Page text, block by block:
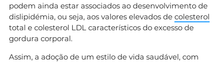
podem ainda estar associados ao desenvolvimento de
dislipidémia, ou seja, aos valores elevados de colesterol
total e colesterol LDL característicos do excesso de
gordura corporal.
Assim, a adoção de um estilo de vida saudável, com